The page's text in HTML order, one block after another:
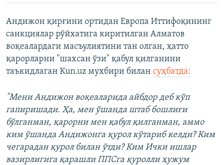
Андижон қирғини ортидан Европа Иттифоқининг
санкциялар рўйхатига киритилган Алматов
воқеалардаги масъулиятини тан олган, ҳатто
қарорларни "шахсан ўзи" қабул қилганини
таъкидлаган Kun.uz мухбири билан суҳбатда:
"Мени Андижон воқеаларида айбдор деб кўп
гапиришади. Ҳа, мен ўшанда штаб бошлиғи
бўлганман, қарорни мен қабул қилганман, аммо
ким ўшанда Андижонга қурол кўтариб келди? Ким
чегарадан қурол билан ўтди? Ким Ички ишлар
вазирлигига қарашли ППСга қуролли ҳужум